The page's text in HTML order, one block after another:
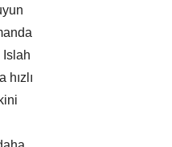
Islah
hızlı